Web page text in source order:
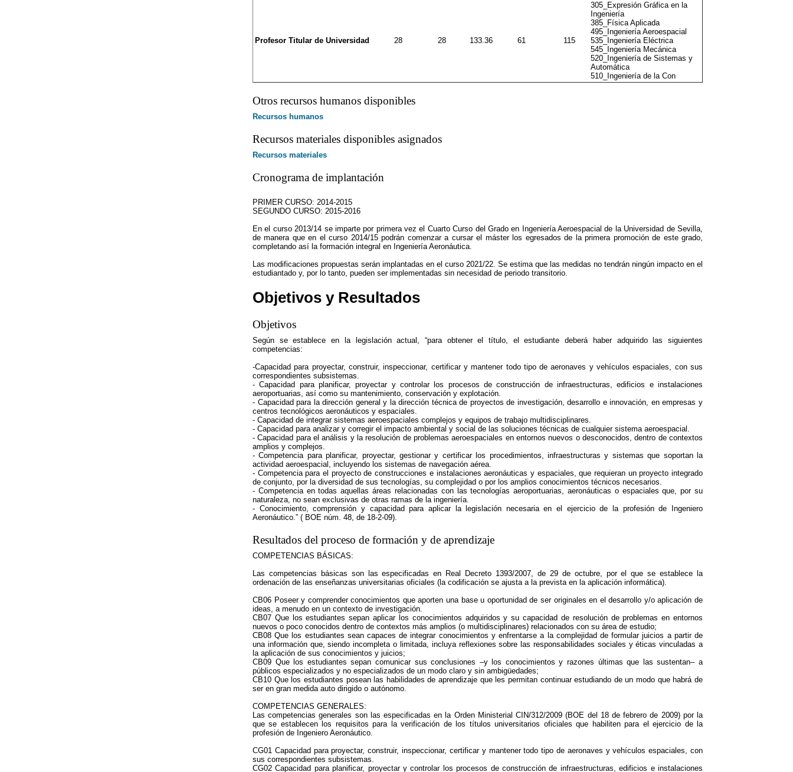
Profesor Titular de Universidad 28 28 133.36 61 115
305_Expresión Gráfica en la
Ingeniería
385_Física Aplicada
495_Ingeniería Aeroespacial
535_Ingeniería Eléctrica
545_Ingeniería Mecánica
520_Ingeniería de Sistemas y
Automática
510_Ingeniería de la Con
Otros recursos humanos disponibles
Recursos humanos
Recursos materiales disponibles asignados
Recursos materiales
Cronograma de implantación
PRIMER CURSO: 2014-2015
SEGUNDO CURSO: 2015-2016
En el curso 2013/14 se imparte por primera vez el Cuarto Curso del Grado en Ingeniería Aeroespacial de la Universidad de Sevilla,
de manera que en el curso 2014/15 podrán comenzar a cursar el máster los egresados de la primera promoción de este grado,
completando así la formación integral en Ingeniería Aeronáutica.
Las modificaciones propuestas serán implantadas en el curso 2021/22. Se estima que las medidas no tendrán ningún impacto en el
estudiantado y, por lo tanto, pueden ser implementadas sin necesidad de periodo transitorio.
Objetivos y Resultados
Objetivos
Según se establece en la legislación actual, “para obtener el título, el estudiante deberá haber adquirido las siguientes
competencias:
-Capacidad para proyectar, construir, inspeccionar, certificar y mantener todo tipo de aeronaves y vehículos espaciales, con sus
correspondientes subsistemas.
- Capacidad para planificar, proyectar y controlar los procesos de construcción de infraestructuras, edificios e instalaciones
aeroportuarias, así como su mantenimiento, conservación y explotación.
- Capacidad para la dirección general y la dirección técnica de proyectos de investigación, desarrollo e innovación, en empresas y
centros tecnológicos aeronáuticos y espaciales.
- Capacidad de integrar sistemas aeroespaciales complejos y equipos de trabajo multidisciplinares.
- Capacidad para analizar y corregir el impacto ambiental y social de las soluciones técnicas de cualquier sistema aeroespacial.
- Capacidad para el análisis y la resolución de problemas aeroespaciales en entornos nuevos o desconocidos, dentro de contextos
amplios y complejos.
- Competencia para planificar, proyectar, gestionar y certificar los procedimientos, infraestructuras y sistemas que soportan la
actividad aeroespacial, incluyendo los sistemas de navegación aérea.
- Competencia para el proyecto de construcciones e instalaciones aeronáuticas y espaciales, que requieran un proyecto integrado
de conjunto, por la diversidad de sus tecnologías, su complejidad o por los amplios conocimientos técnicos necesarios.
- Competencia en todas aquellas áreas relacionadas con las tecnologías aeroportuarias, aeronáuticas o espaciales que, por su
naturaleza, no sean exclusivas de otras ramas de la ingeniería.
- Conocimiento, comprensión y capacidad para aplicar la legislación necesaria en el ejercicio de la profesión de Ingeniero
Aeronáutico.” ( BOE núm. 48, de 18-2-09).
Resultados del proceso de formación y de aprendizaje
COMPETENCIAS BÁSICAS:
Las competencias básicas son las especificadas en Real Decreto 1393/2007, de 29 de octubre, por el que se establece la
ordenación de las enseñanzas universitarias oficiales (la codificación se ajusta a la prevista en la aplicación informática).
CB06 Poseer y comprender conocimientos que aporten una base u oportunidad de ser originales en el desarrollo y/o aplicación de
ideas, a menudo en un contexto de investigación.
CB07 Que los estudiantes sepan aplicar los conocimientos adquiridos y su capacidad de resolución de problemas en entornos
nuevos o poco conocidos dentro de contextos más amplios (o multidisciplinares) relacionados con su área de estudio;
CB08 Que los estudiantes sean capaces de integrar conocimientos y enfrentarse a la complejidad de formular juicios a partir de
una información que, siendo incompleta o limitada, incluya reflexiones sobre las responsabilidades sociales y éticas vinculadas a
la aplicación de sus conocimientos y juicios;
CB09 Que los estudiantes sepan comunicar sus conclusiones –y los conocimientos y razones últimas que las sustentan– a
públicos especializados y no especializados de un modo claro y sin ambigüedades;
CB10 Que los estudiantes posean las habilidades de aprendizaje que les permitan continuar estudiando de un modo que habrá de
ser en gran medida auto dirigido o autónomo.
COMPETENCIAS GENERALES:
Las competencias generales son las especificadas en la Orden Ministerial CIN/312/2009 (BOE del 18 de febrero de 2009) por la
que se establecen los requisitos para la verificación de los títulos universitarios oficiales que habiliten para el ejercicio de la
profesión de Ingeniero Aeronáutico.
CG01 Capacidad para proyectar, construir, inspeccionar, certificar y mantener todo tipo de aeronaves y vehículos espaciales, con
sus correspondientes subsistemas.
CG02 Capacidad para planificar, proyectar y controlar los procesos de construcción de infraestructuras, edificios e instalaciones